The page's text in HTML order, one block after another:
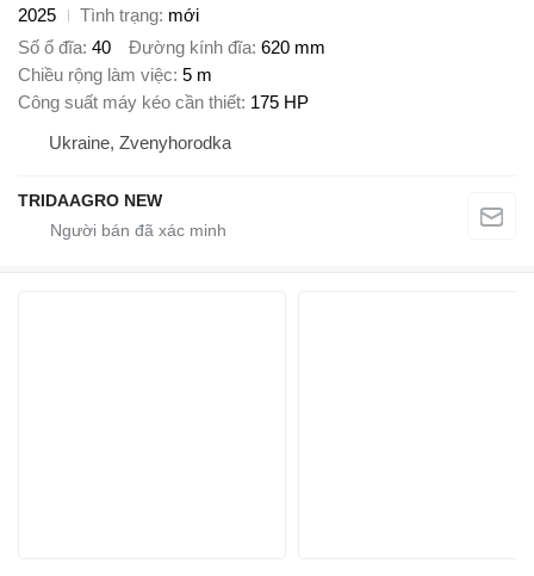
2025
Tình trạng mới
Số ổ đĩa 40 Đường kính đĩa 620 mm
Chiều rộng làm việc 5 m
Công suất máy kéo cần thiết 175 HP
Ukraine, Zvenyhorodka
TRIDAAGRO NEW